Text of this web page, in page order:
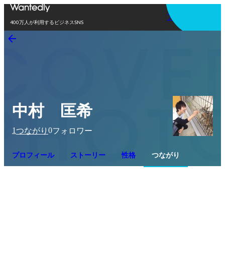
400万人が利用するビジネスSNS
アプリを使う
中村 匡希
1つながり 0フォロワー
プロフィール ストーリー 性格 つながり